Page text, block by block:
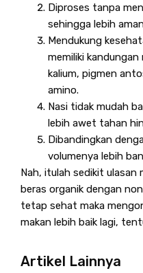
Diproses tanpa
sehingga lebih
Mendukung
memiliki
kalium, pigmen
amino.
Nasi tidak mudah
lebih awet tahan
Dibandingkan
volumenya lebih
Nah, itulah sedikit ulasan
beras organik dengan
tetap sehat maka
makan lebih baik lagi,
Artikel Lainnya